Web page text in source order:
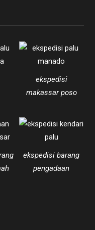
ekspedisi
makassar poso
ekspedisi barang
pengadaan